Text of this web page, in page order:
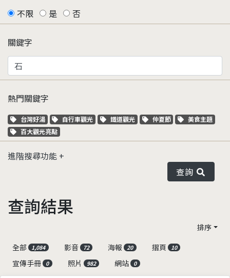
不限
是 否
關鍵字
熱門關鍵字
關鍵字標籤
台灣好湯 關鍵字標籤
自行車觀光 關鍵字標籤
鐵道觀光 關鍵字標籤
仲夏節 關鍵字標籤
美食主題
關鍵字標籤
百大觀光亮點
進階搜尋功能
查詢
查詢結果
排序
全部
1,084 影音 72 海報 20 摺頁 10
宣傳手冊 0 照片 982 網站 0